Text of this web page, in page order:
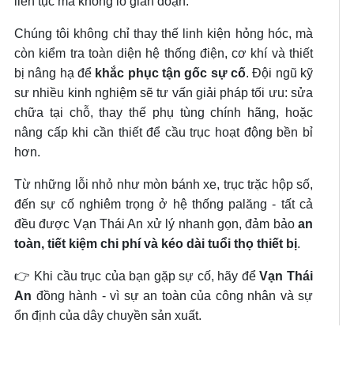
Chúng tôi không chỉ thay thế linh kiện hỏng hóc, mà
còn kiểm tra toàn diện hệ thống điện, cơ khí và thiết
bị nâng hạ để khắc phục tận gốc sự cố. Đội ngũ kỹ
sư nhiều kinh nghiệm sẽ tư vấn giải pháp tối ưu: sửa
chữa tại chỗ, thay thế phụ tùng chính hãng, hoặc
nâng cấp khi cần thiết để cầu trục hoạt động bền bỉ
hơn.
Từ những lỗi nhỏ như mòn bánh xe, trục trặc hộp số,
đến sự cố nghiêm trọng ở hệ thống palăng - tất cả
đều được Vạn Thái An xử lý nhanh gọn, đảm bảo an
toàn, tiết kiệm chi phí và kéo dài tuổi thọ thiết bị.
👉 Khi cầu trục của bạn gặp sự cố, hãy đểVạn Thái
An đồng hành - vì sự an toàn của công nhân và sự
ổn định của dây chuyền sản xuất.